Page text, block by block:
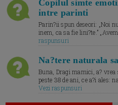
Copilul simte
intre parinti
Parin?ii spun deseori: „Noi
inem, ca sa fie lini?te.”
raspunsuri
Na?tere naturala
Buna, Dragi mamici, a?
peste 38 de ani, ce a?i ales:
Vezi raspunsuri